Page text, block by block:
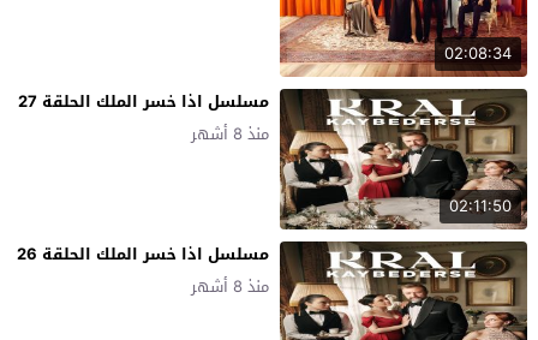
02:08:34
02:11:50
مسلسل اذا خسر الملك الحلقة 27
منذ 8 أشهر
مسلسل اذا خسر الملك الحلقة 26
منذ 8 أشهر